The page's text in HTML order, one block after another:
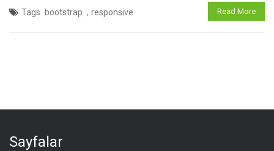
Tags bootstrap , responsive Read More
Sayfalar